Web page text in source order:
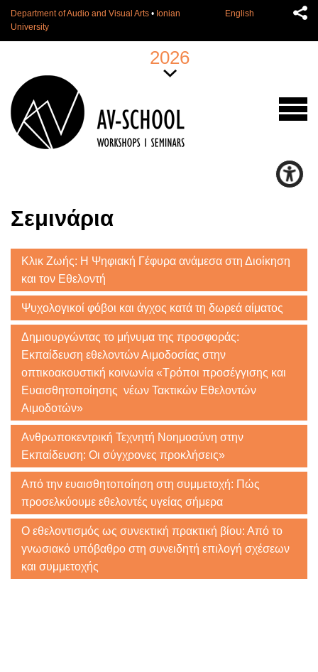
Department of Audio and Visual Arts • Ionian
University
English
2026
Σεμινάρια
Κλικ Ζωής: Η Ψηφιακή Γέφυρα ανάμεσα στη Διοίκηση
και τον Εθελοντή
Ψυχολογικοί φόβοι και άγχος κατά τη δωρεά αίματος
Δημιουργώντας το μήνυμα της προσφοράς:
Εκπαίδευση εθελοντών Αιμοδοσίας στην
οπτικοακουστική κοινωνία «Τρόποι προσέγγισης και
Ευαισθητοποίησης νέων Τακτικών Εθελοντών
Αιμοδοτών»
Ανθρωποκεντρική Τεχνητή Νοημοσύνη στην
Εκπαίδευση: Οι σύγχρονες προκλήσεις»
Από την ευαισθητοποίηση στη συμμετοχή: Πώς
προσελκύουμε εθελοντές υγείας σήμερα
Ο εθελοντισμός ως συνεκτική πρακτική βίου: Από το
γνωσιακό υπόβαθρο στη συνειδητή επιλογή σχέσεων
και συμμετοχής